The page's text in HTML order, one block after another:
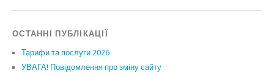
ОСТАННІ ПУБЛІКАЦІЇ
Тарифи та послуги 2026
УВАГА! Повідомлення про зміну сайту